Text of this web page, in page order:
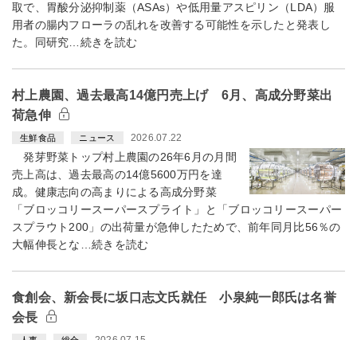
取で、胃酸分泌抑制薬（ASAs）や低用量アスピリン（LDA）服
用者の腸内フローラの乱れを改善する可能性を示したと発表し
た。同研究…続きを読む
村上農園、過去最高14億円売上げ 6月、高成分野菜出
荷急伸
生鮮食品 ニュース 2026.07.22
発芽野菜トップ村上農園の26年6月の月間
売上高は、過去最高の14億5600万円を達
成。健康志向の高まりによる高成分野菜
「ブロッコリースーパースプライト」と「ブロッコリースーパー
スプラウト200」の出荷量が急伸したためで、前年同月比56％の
大幅伸長とな…続きを読む
食創会、新会長に坂口志文氏就任 小泉純一郎氏は名誉
会長